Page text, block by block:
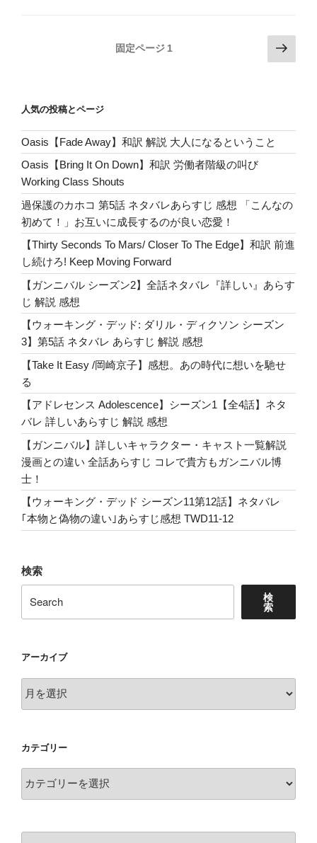
て
だ
さ
へ。”
の
バ
あ
ら
す
じ
感
想！
「好
き
だ
よ！」
は
明
日
へ
の
パ
ワ
ー。
必
ず
大
切
な
人
伝
え
よ
う！
日
る
わ
か
ら
ss
o
k
ペ
ジ
送
り
固定ページ 1
次
の
人気の投稿とページ
Oasis【Fade Away】和訳 解説 大人になるということ
Oasis【Bring It On Down】和訳 労働者階級の叫び
Working Class Shouts
過保護のカホコ 第5話 ネタバレあらすじ 感想 「こんなの
初めて！」お互いに成長するのが良い恋愛！
【Thirty Seconds To Mars/ Closer To The Edge】和訳 前進
し続けろ! Keep Moving Forward
【ガンニバル シーズン2】全話ネタバレ『詳しい』あらす
じ 解説 感想
【ウォーキング・デッド: ダリル・ディクソン シーズン
3】第5話 ネタバレ あらすじ 解説 感想
【Take It Easy /岡崎京子】感想。あの時代に想いを馳せ
る
【アドレセンス Adolescence】シーズン1【全4話】ネタ
バレ 詳しいあらすじ 解説 感想
【ガンニバル】詳しいキャラクター・キャスト一覧解説
漫画との違い 全話あらすじ コレで貴方もガンニバル博
士！
【ウォーキング・デッド シーズン11第12話】ネタバレ
｢本物と偽物の違い｣あらすじ感想 TWD11-12
検索
検
索
アーカイブ
ー
ブ
カテゴリー
テ